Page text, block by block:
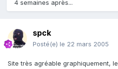
4 semaines après...
spck
Posté(e) le 22 mars 2005
Site très agréable graphiquement,